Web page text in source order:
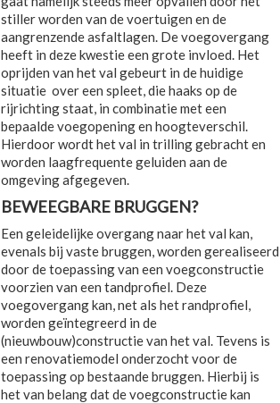
stiller worden van de voertuigen en de
aangrenzende asfaltlagen. De voegovergang
heeft in deze kwestie een grote invloed. Het
oprijden van het val gebeurt in de huidige
situatie over een spleet, die haaks op de
rijrichting staat, in combinatie met een
bepaalde voegopening en hoogteverschil.
Hierdoor wordt het val in trilling gebracht en
worden laagfrequente geluiden aan de
omgeving afgegeven.
BEWEEGBARE BRUGGEN?
Een geleidelijke overgang naar het val kan,
evenals bij vaste bruggen, worden gerealiseerd
door de toepassing van een voegconstructie
voorzien van een tandprofiel. Deze
voegovergang kan, net als het randprofiel,
worden geïntegreerd in de
(nieuwbouw)constructie van het val. Tevens is
een renovatiemodel onderzocht voor de
toepassing op bestaande bruggen. Hierbij is
het van belang dat de voegconstructie kan